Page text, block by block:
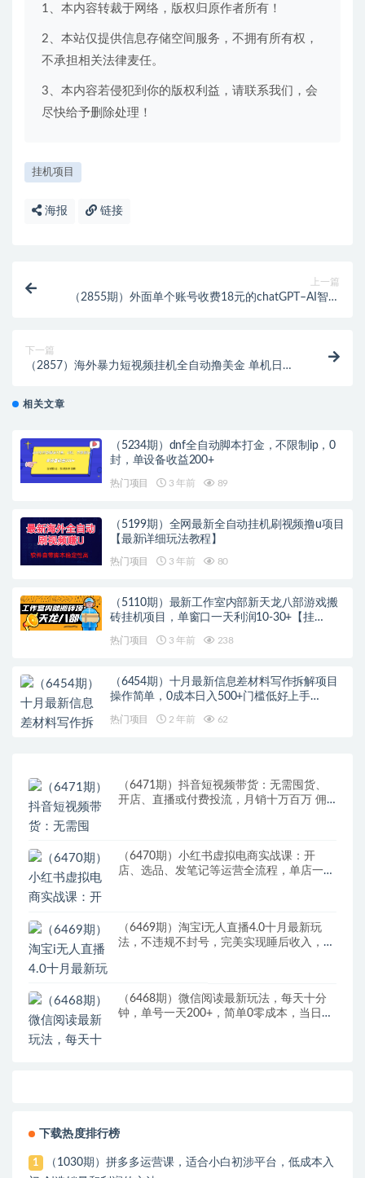
1、本内容转裁于网络，版权归原作者所有！
2、本站仅提供信息存储空间服务，不拥有所有权，
不承担相关法律麦任。
3、本内容若侵犯到你的版权利益，请联系我们，会
尽快给予删除处理！
挂机项目
海报 链接
上一篇
（2855期）外面单个账号收费18元的chatGPT–AI智能
下一篇
（2857）海外暴力短视频挂机全自动撸美金 单机日入
相关文章
（5234期）dnf全自动脚本打金，不限制ip，0
封，单设备收益200+
热门项目 3 年前 89
（5199期）全网最新全自动挂机刷视频撸u项目
【最新详细玩法教程】
热门项目 3 年前 80
（5110期）最新工作室内部新天龙八部游戏搬
砖挂机项目，单窗口一天利润10-30+【挂…
热门项目 3 年前 238
（6454期）十月最新信息差材料写作拆解项目
操作简单，0成本日入500+门槛低好上手…
热门项目 2 年前 62
（6471期）抖音短视频带货：无需囤货、
开店、直播或付费投流，月销十万百万 佣
（6470期）小红书虚拟电商实战课：开
店、选品、发笔记等运营全流程，单店一天
（6469期）淘宝i无人直播4.0十月最新玩
法，不违规不封号，完美实现睡后收入，日
（6468期）微信阅读最新玩法，每天十分
钟，单号一天200+，简单0零成本，当日提
下载热度排行榜
1
（1030期）拼多多运营课，适合小白初涉平台，低成本入